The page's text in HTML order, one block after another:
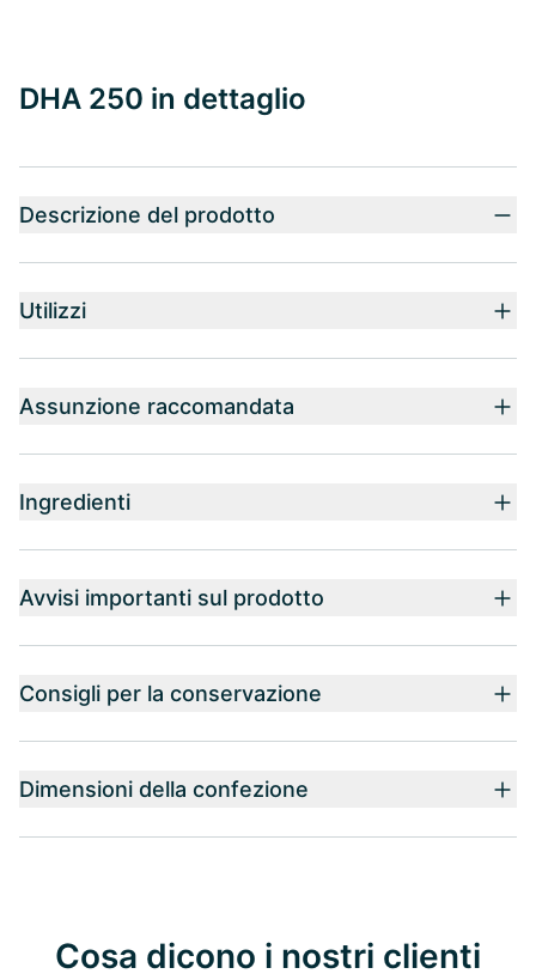
DHA 250 in dettaglio
Descrizione del prodotto
Utilizzi
Assunzione raccomandata
Ingredienti
Avvisi importanti sul prodotto
Consigli per la conservazione
Dimensioni della confezione
Cosa dicono i nostri clienti